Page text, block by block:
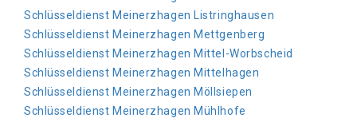
Schlüsseldienst Meinerzhagen Listringhausen
Schlüsseldienst Meinerzhagen Mettgenberg
Schlüsseldienst Meinerzhagen Mittel-Worbscheid
Schlüsseldienst Meinerzhagen Mittelhagen
Schlüsseldienst Meinerzhagen Möllsiepen
Schlüsseldienst Meinerzhagen Mühlhofe